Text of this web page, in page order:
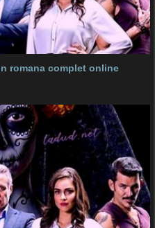
romana complet online